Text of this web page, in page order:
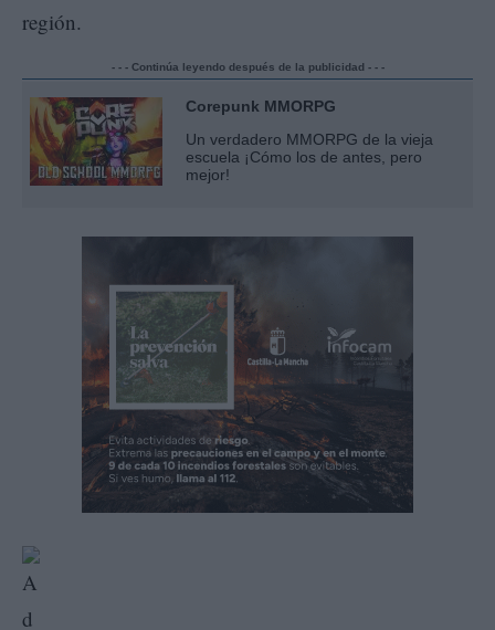
región.
- - - Continúa leyendo después de la publicidad - - -
Corepunk MMORPG
Un verdadero MMORPG de la vieja
escuela ¡Cómo los de antes, pero
mejor!